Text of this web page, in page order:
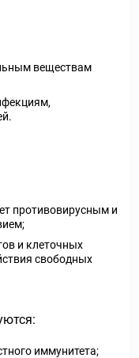
веществам
противовирусным и
и клеточных
свободных
иммунитета;